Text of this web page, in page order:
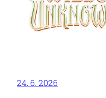
24. 6. 2026